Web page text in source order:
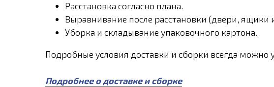
Расстановка согласно плана.
Выравнивание после расстановки (двери, ящики
Уборка и складывание упаковочного картона.
Подробные условия доставки и сборки всегда
Подробнее о доставке и сборке